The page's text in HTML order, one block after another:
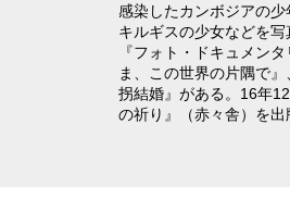
感染したカンボジアの
キルギスの少女などを
『フォト・ドキュメン
ま、この世界の片隅で
拐結婚』がある。16年
の祈り』（赤々舎）を出